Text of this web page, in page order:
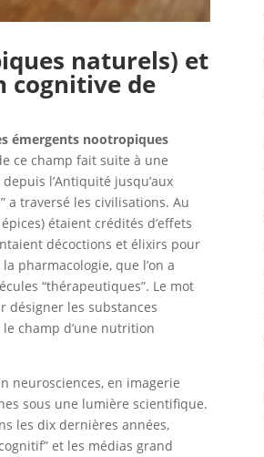
naturels) et
cognitive de
émergents nootropiques
ce champ fait suite à une
l’Antiquité jusqu’aux
a traversé les civilisations. Au
étaient crédités d’effets
décoctions et élixirs pour
pharmacologie, que l’on a
“thérapeutiques”. Le mot
désigner les substances
champ d’une nutrition
neurosciences, en imagerie
sous une lumière scientifique.
les dix dernières années,
et les médias grand